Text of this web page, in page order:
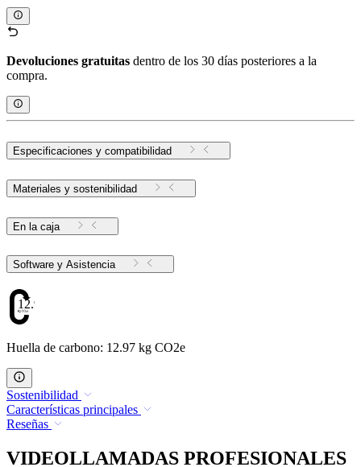
Devoluciones gratuitas dentro de los 30 días posteriores a la
compra.
Especificaciones y compatibilidad
Materiales y sostenibilidad
En la caja
Software y Asistencia
12.97
Huella de carbono: 12.97 kg CO2e
Sostenibilidad
Características principales
Reseñas
VIDEOLLAMADAS PROFESIONALES